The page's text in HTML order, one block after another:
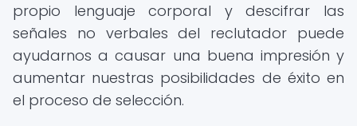
propio lenguaje corporal y descifrar las
señales no verbales del reclutador puede
ayudarnos a causar una buena impresión y
aumentar nuestras posibilidades de éxito en
el proceso de selección.